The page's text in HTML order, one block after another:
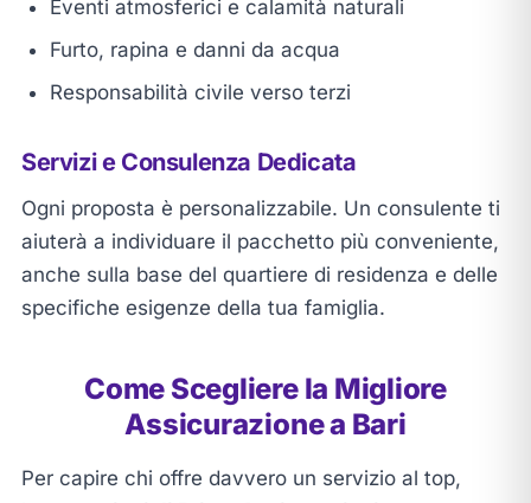
Eventi atmosferici e calamità naturali
Furto, rapina e danni da acqua
Responsabilità civile verso terzi
Servizi e Consulenza Dedicata
Ogni proposta è personalizzabile. Un consulente ti
aiuterà a individuare il pacchetto più conveniente,
anche sulla base del quartiere di residenza e delle
specifiche esigenze della tua famiglia.
Come Scegliere la Migliore
Assicurazione a Bari
Per capire chi offre davvero un servizio al top,